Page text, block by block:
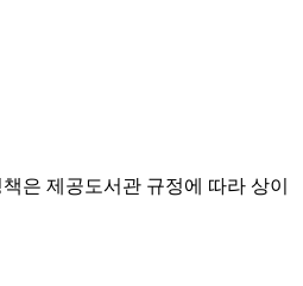
은 제공도서관 규정에 따라 상이